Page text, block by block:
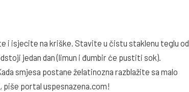
i isjecite na kriške. Stavite u čistu staklenu teglu od
jedan dan (limun i đumbir će pustiti sok).
smjesa postane želatinozna razblažite sa malo
piše portal uspesnazena.com!